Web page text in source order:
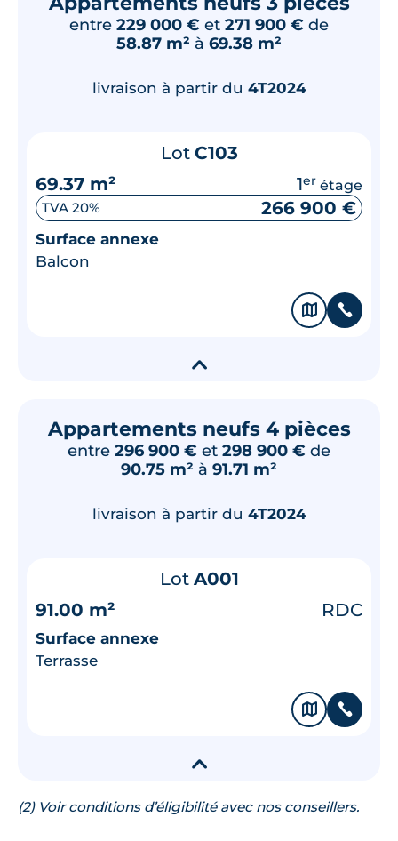
entre 229 000 € et 271 900 € de
58.87 m² à 69.38 m²
livraison à partir du 4T2024
Lot C103
69.37 m²
1er étage
TVA 20% 266 900 €
Surface annexe
Balcon
🗞 📞
▾
Appartements neufs 4 pièces
entre 296 900 € et 298 900 € de
90.75 m² à 91.71 m²
livraison à partir du 4T2024
Lot A001
91.00 m²
RDC
Surface annexe
Terrasse
🗞 📞
▾
(2) Voir conditions d’éligibilité avec nos conseillers.